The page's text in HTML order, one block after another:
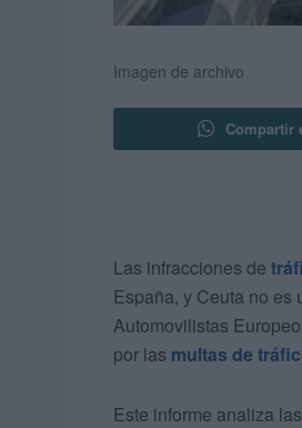
Imagen de archivo
Compartir
Las infracciones de
España, y Ceuta no es
Automovilistas
por las multas de
Este informe analiza